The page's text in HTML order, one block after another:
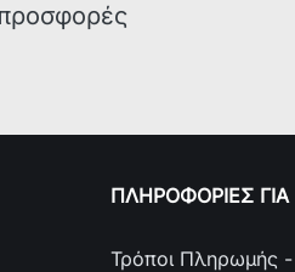
προσφορές
ΠΛΗΡΟΦΟΡΙΕΣ ΓΙΑ
Τρόποι Πληρωμής